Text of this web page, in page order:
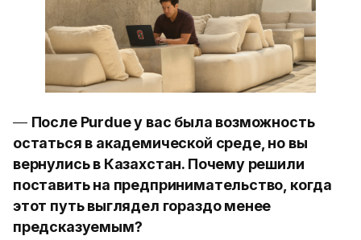
— После Purdue у вас была возможность
остаться в академической среде, но вы
вернулись в Казахстан. Почему решили
поставить на предпринимательство, когда
этот путь выглядел гораздо менее
предсказуемым?